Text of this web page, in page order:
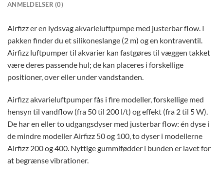
ANMELDELSER (0)
Airfizz er en lydsvag akvarieluftpumpe med justerbar flow. I
pakken finder du et silikoneslange (2 m) og en kontraventil.
Airfizz luftpumper til akvarier kan fastgøres til væggen takket
være deres passende hul; de kan placeres i forskellige
positioner, over eller under vandstanden.
Airfizz akvarieluftpumper fås i fire modeller, forskellige med
hensyn til vandflow (fra 50 til 200 l/t) og effekt (fra 2 til 5 W).
De har en eller to udgangsdyser med justerbar flow: én dyse i
de mindre modeller Airfizz 50 og 100, to dyser i modellerne
Airfizz 200 og 400. Nyttige gummifødder i bunden er lavet for
at begrænse vibrationer.